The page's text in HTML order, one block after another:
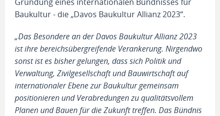
Baukultur - die „Davos Baukultur Allianz 2023“.
„Das Besondere an der Davos Baukultur Allianz 2023
ist ihre bereichsübergreifende Verankerung. Nirgendwo
sonst ist es bisher gelungen, dass sich Politik und
Verwaltung, Zivilgesellschaft und Bauwirtschaft auf
internationaler Ebene zur Baukultur gemeinsam
positionieren und Verabredungen zu qualitätsvollem
Planen und Bauen für die Zukunft treffen. Das Bündnis